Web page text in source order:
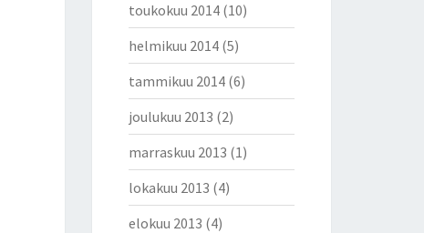
toukokuu 2014(10)
helmikuu 2014(5)
tammikuu 2014(6)
joulukuu 2013 (2)
marraskuu 2013 (1)
lokakuu 2013 (4)
elokuu 2013 (4)